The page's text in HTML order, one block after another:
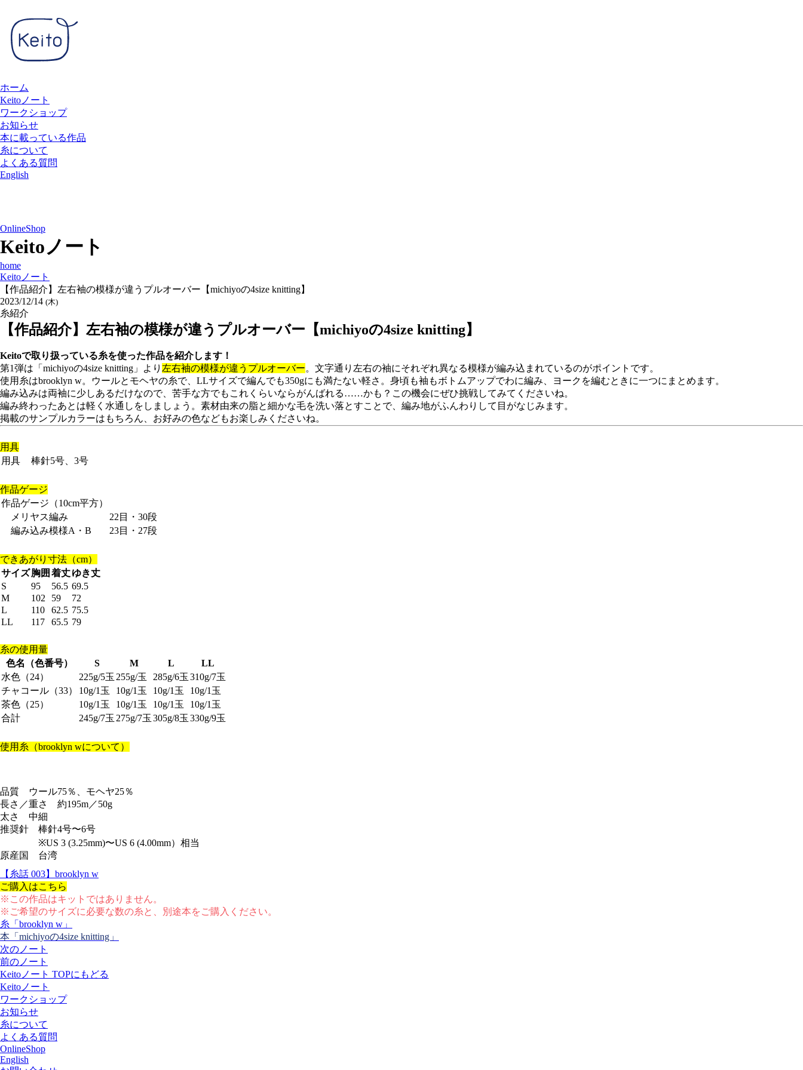
ホーム
Keitoノート
ワークショップ
お知らせ
本に載っている作品
糸について
よくある質問
English
OnlineShop
Keitoノート
home
Keitoノート
【作品紹介】左右袖の模様が違うプルオーバー【michiyoの4size knitting】
2023/12/14 (木)
糸紹介
【作品紹介】左右袖の模様が違うプルオーバー【michiyoの4size knitting】
Keitoで取り扱っている糸を使った作品を紹介します！
第1弾は「michiyoの4size knitting」より 左右袖の模様が違うプルオーバー。文字通り左右の袖にそれぞれ異なる模様が編み込まれているのがポイントです。
使用糸はbrooklyn w。ウールとモヘヤの糸で、LLサイズで編んでも350gにも満たない軽さ。身頃も袖もボトムアップでわに編み、ヨークを編むときに一つにまとめます。
編み込みは両袖に少しあるだけなので、苦手な方でもこれくらいならがんばれる……かも？この機会にぜひ挑戦してみてくださいね。
編み終わったあとは軽く水通しをしましょう。素材由来の脂と細かな毛を洗い落とすことで、編み地がふんわりして目がなじみます。
掲載のサンプルカラーはもちろん、お好みの色などもお楽しみくださいね。
用具
用具
棒針5号、3号
作品ゲージ
作品ゲージ（10cm平方）
メリヤス編み
22目・30段
編み込み模様A・B
23目・27段
できあがり寸法（cm）
サイズ胸囲 着丈ゆき丈
S
95 56.5 69.5
M
102 59
72
L
110 62.5 75.5
LL
117 65.5 79
糸の使用量
色名（色番号）
S M L
LL
水色（24）
225g/5玉 255g/玉 285g/6玉 310g/7玉
チャコール（33）
10g/1玉 10g/1玉 10g/1玉
10g/1玉
茶色（25）
10g/1玉 10g/1玉 10g/1玉
10g/1玉
合計
245g/7玉 275g/7玉 305g/8玉 330g/9玉
使用糸（brooklyn wについて）
品質 ウール75％、モヘヤ25％
長さ／重さ 約195m／50g
太さ 中細
推奨針 棒針4号〜6号
※US 3 (3.25mm)〜US 6 (4.00mm）相当
原産国 台湾
【糸話 003】brooklyn w
ご購入はこちら
※この作品はキットではありません。
※ご希望のサイズに必要な数の糸と、別途本をご購入ください。
糸「brooklyn w」
本「michiyoの4size knitting」
次のノート
前のノート
Keitoノート TOPにもどる
Keitoノート
ワークショップ
お知らせ
糸について
よくある質問
OnlineShop
English